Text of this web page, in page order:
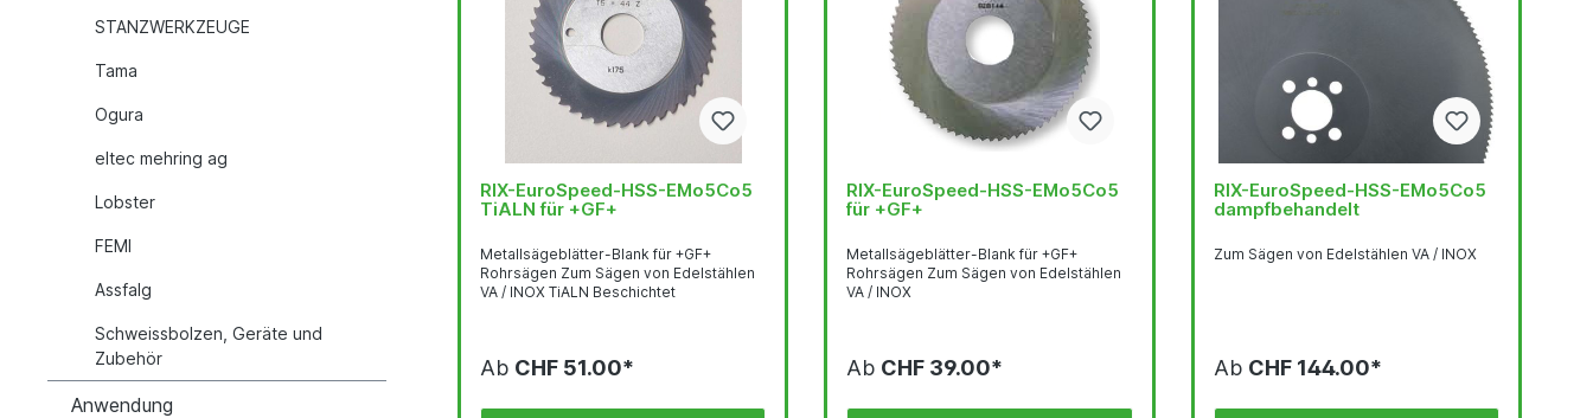
STANZWERKZEUGE
Tama
Ogura
eltec mehring ag
Lobster
FEMI
Assfalg
Schweissbolzen, Geräte und
Zubehör
Anwendung
RIX-EuroSpeed-HSS-EMo5Co5
TiALN für +GF+
Metallsägeblätter-Blank für +GF+
Rohrsägen Zum Sägen von Edelstählen
VA / INOX TiALN Beschichtet
Ab CHF 51.00*
RIX-EuroSpeed-HSS-EMo5Co5
für +GF+
Metallsägeblätter-Blank für +GF+
Rohrsägen Zum Sägen von Edelstählen
VA / INOX
Ab CHF 39.00*
RIX-EuroSpeed-HSS-EMo5Co5
dampfbehandelt
Zum Sägen von Edelstählen VA / INOX
Ab CHF 144.00*